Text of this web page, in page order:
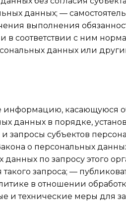
данных; —
выполнения
в соответствии с ним
данных или
информацию, касающуюся
данных в порядке,
запросы субъектов
о персональных
по запросу этого
запроса; —
в отношении
и технические меры для